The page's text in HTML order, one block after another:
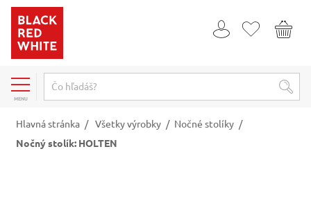
MENU
Hlavná stránka / Všetky výrobky / Nočné stolíky /
Nočný stolík: HOLTEN